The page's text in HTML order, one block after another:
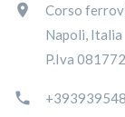

Corso
Napoli, Italia
P.Iva
